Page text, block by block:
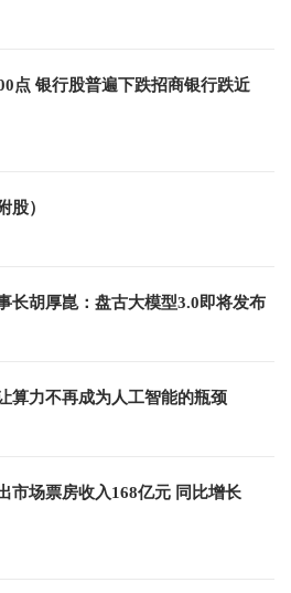
点 银行股普遍下跌招商银行跌近
股）
长胡厚崑：盘古大模型3.0即将发布
算力不再成为人工智能的瓶颈
市场票房收入168亿元 同比增长